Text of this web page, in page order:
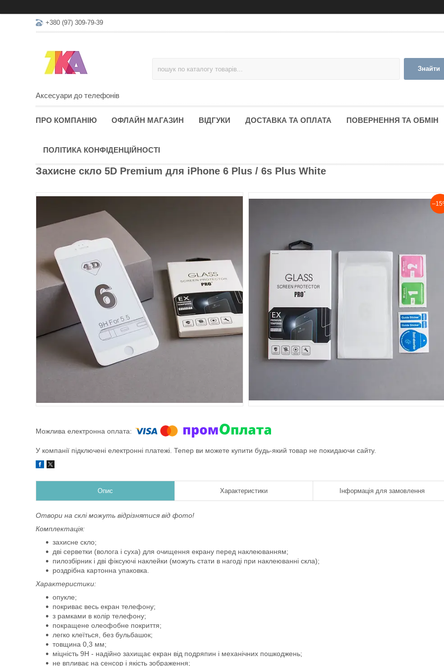
+380 (97) 309-79-39
Аксесуари до телефонів
Знайти
ПРО КОМПАНІЮ ОФЛАЙН МАГАЗИН ВІДГУКИ ДОСТАВКА ТА ОПЛАТА ПОВЕРНЕННЯ ТА ОБМІН
ПОЛІТИКА КОНФІДЕНЦІЙНОСТІ
Захисне скло 5D Premium для iPhone 6 Plus / 6s Plus White
У компанії підключені електронні платежі. Тепер ви можете купити будь-який товар не покидаючи сайту.
Опис Характеристики Інформація для замовлення
Отвори на склі можуть відрізнятися від фото!
Комплектація:
захисне скло;
дві серветки (волога і суха) для очищення екрану перед наклеюванням;
пилозбірник і дві фіксуючі наклейки (можуть стати в нагоді при наклеюванні скла);
роздрібна картонна упаковка.
Характеристики:
опукле;
покриває весь екран телефону;
з рамками в колір телефону;
покращене олеофобне покриття;
легко клеїться, без бульбашок;
товщина 0,3 мм;
міцність 9Н - надійно захищає екран від подряпин і механічних пошкоджень;
не впливає на сенсор і якість зображення;